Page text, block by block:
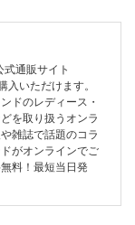
通販サイト
入いただけます。
ドのレディース・
を取り扱うオンラ
雑誌で話題のコラ
がオンラインでご
料！最短当日発